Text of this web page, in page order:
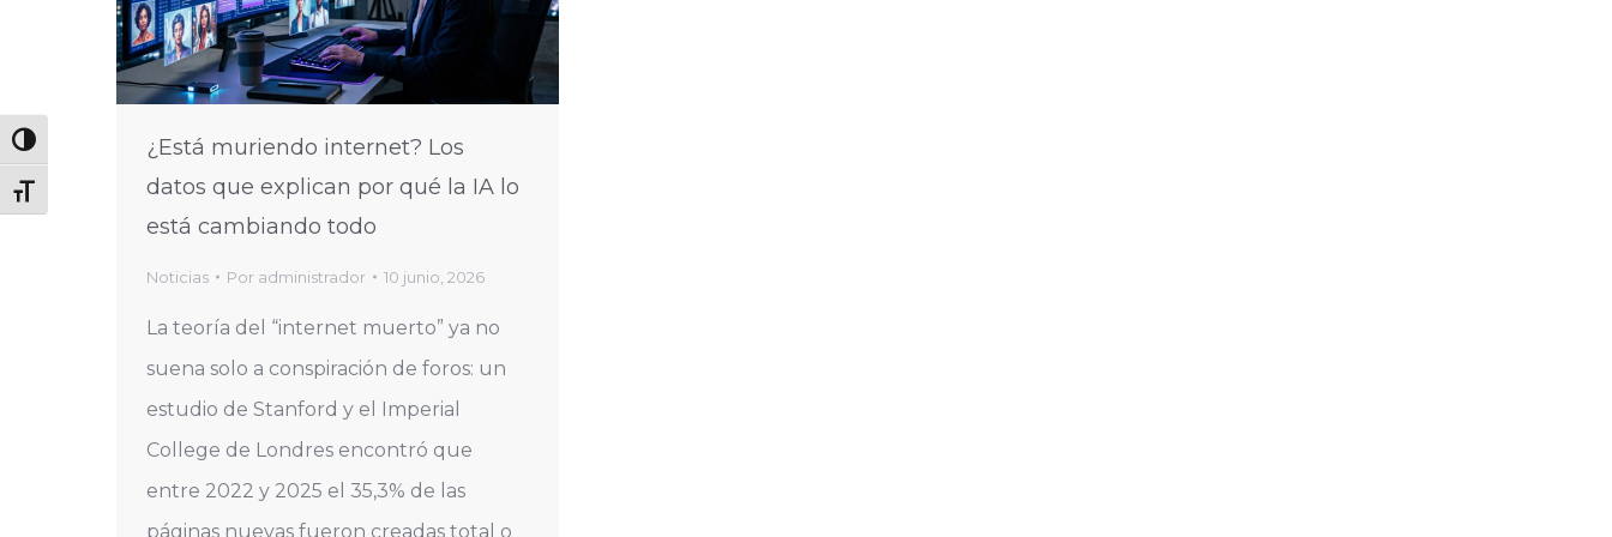
Alternar alto contraste
Alternar tamaño de letra
¿Está muriendo internet? Los
datos que explican por qué la IA lo
está cambiando todo
Noticias Por administrador 10 junio, 2026
La teoría del “internet muerto” ya no
suena solo a conspiración de foros: un
estudio de Stanford y el Imperial
College de Londres encontró que
entre 2022 y 2025 el 35,3% de las
páginas nuevas fueron creadas total o